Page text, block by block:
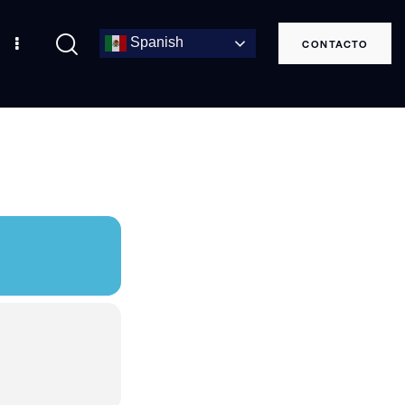
Spanish CONTACTO